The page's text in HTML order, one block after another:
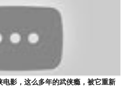
电影，这么多年的武侠瘾，被它重新